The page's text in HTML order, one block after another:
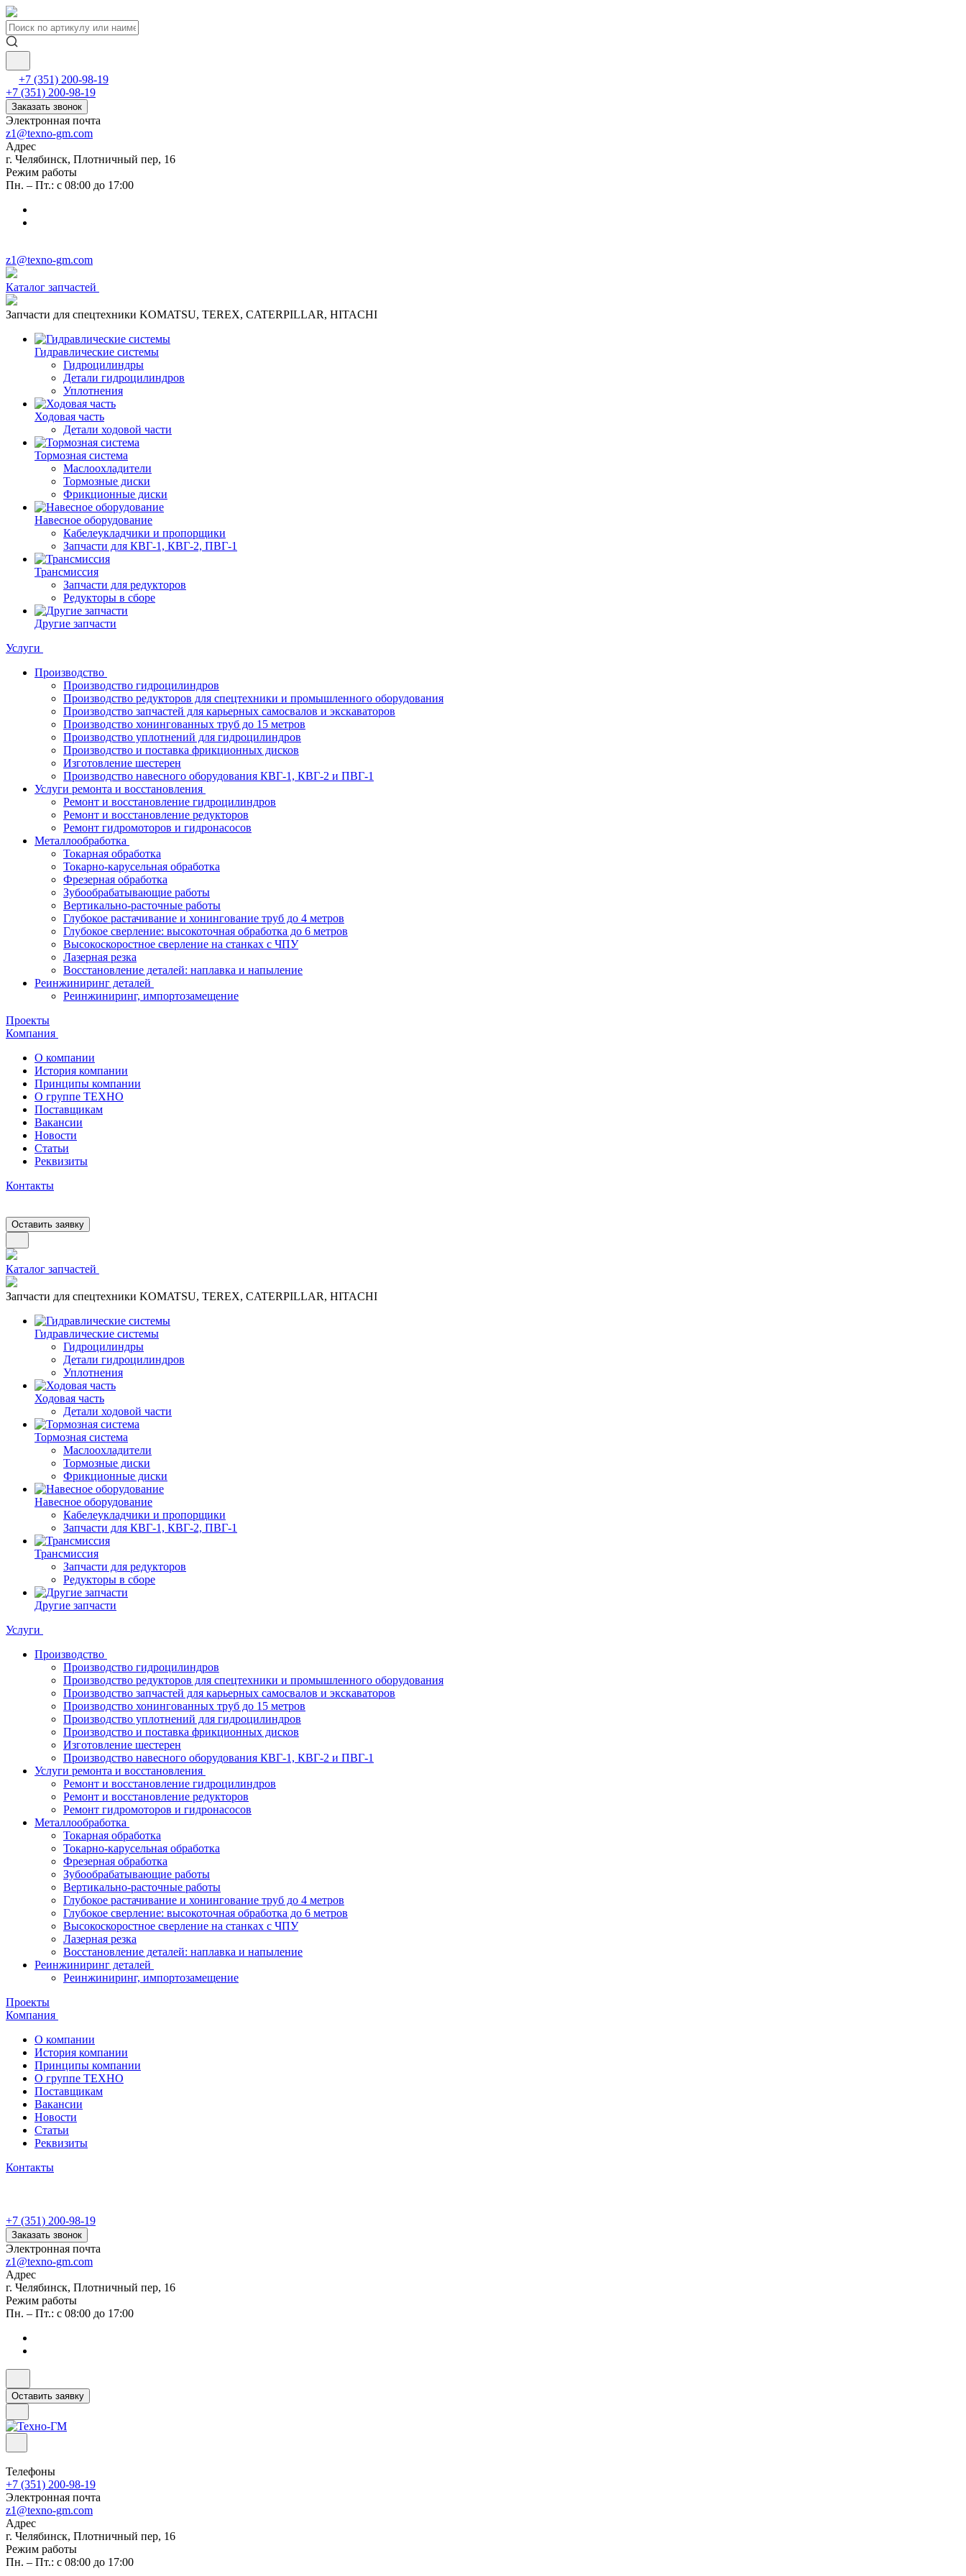
+7 (351) 200-98-19
+7 (351) 200-98-19
Заказать звонок
Электронная почта
z1@texno-gm.com
Адрес
г. Челябинск, Плотничный пер, 16
Режим работы
Пн. – Пт.: с 08:00 до 17:00
z1@texno-gm.com
Каталог запчастей
Запчасти для спецтехники KOMATSU, TEREX, CATERPILLAR, HITACHI
Гидравлические системы
Гидроцилиндры
Детали гидроцилиндров
Уплотнения
Ходовая часть
Детали ходовой части
Тормозная система
Маслоохладители
Тормозные диски
Фрикционные диски
Навесное оборудование
Кабелеукладчики и пропорщики
Запчасти для КВГ-1, КВГ-2, ПВГ-1
Трансмиссия
Запчасти для редукторов
Редукторы в сборе
Другие запчасти
Услуги
Производство
Производство гидроцилиндров
Производство редукторов для спецтехники и промышленного оборудования
Производство запчастей для карьерных самосвалов и экскаваторов
Производство хонингованных труб до 15 метров
Производство уплотнений для гидроцилиндров
Производство и поставка фрикционных дисков
Изготовление шестерен
Производство навесного оборудования КВГ-1, КВГ-2 и ПВГ-1
Услуги ремонта и восстановления
Ремонт и восстановление гидроцилиндров
Ремонт и восстановление редукторов
Ремонт гидромоторов и гидронасосов
Металлообработка
Токарная обработка
Токарно-карусельная обработка
Фрезерная обработка
Зубообрабатывающие работы
Вертикально-расточные работы
Глубокое растачивание и хонингование труб до 4 метров
Глубокое сверление: высокоточная обработка до 6 метров
Высокоскоростное сверление на станках с ЧПУ
Лазерная резка
Восстановление деталей: наплавка и напыление
Реинжиниринг деталей
Реинжиниринг, импортозамещение
Проекты
Компания
О компании
История компании
Принципы компании
О группе ТЕХНО
Поставщикам
Вакансии
Новости
Статьи
Реквизиты
Контакты
Оставить заявку
Каталог запчастей
Запчасти для спецтехники KOMATSU, TEREX, CATERPILLAR, HITACHI
Гидравлические системы
Гидроцилиндры
Детали гидроцилиндров
Уплотнения
Ходовая часть
Детали ходовой части
Тормозная система
Маслоохладители
Тормозные диски
Фрикционные диски
Навесное оборудование
Кабелеукладчики и пропорщики
Запчасти для КВГ-1, КВГ-2, ПВГ-1
Трансмиссия
Запчасти для редукторов
Редукторы в сборе
Другие запчасти
Услуги
Производство
Производство гидроцилиндров
Производство редукторов для спецтехники и промышленного оборудования
Производство запчастей для карьерных самосвалов и экскаваторов
Производство хонингованных труб до 15 метров
Производство уплотнений для гидроцилиндров
Производство и поставка фрикционных дисков
Изготовление шестерен
Производство навесного оборудования КВГ-1, КВГ-2 и ПВГ-1
Услуги ремонта и восстановления
Ремонт и восстановление гидроцилиндров
Ремонт и восстановление редукторов
Ремонт гидромоторов и гидронасосов
Металлообработка
Токарная обработка
Токарно-карусельная обработка
Фрезерная обработка
Зубообрабатывающие работы
Вертикально-расточные работы
Глубокое растачивание и хонингование труб до 4 метров
Глубокое сверление: высокоточная обработка до 6 метров
Высокоскоростное сверление на станках с ЧПУ
Лазерная резка
Восстановление деталей: наплавка и напыление
Реинжиниринг деталей
Реинжиниринг, импортозамещение
Проекты
Компания
О компании
История компании
Принципы компании
О группе ТЕХНО
Поставщикам
Вакансии
Новости
Статьи
Реквизиты
Контакты
+7 (351) 200-98-19
Заказать звонок
Электронная почта
z1@texno-gm.com
Адрес
г. Челябинск, Плотничный пер, 16
Режим работы
Пн. – Пт.: с 08:00 до 17:00
Оставить заявку
Телефоны
+7 (351) 200-98-19
Электронная почта
z1@texno-gm.com
Адрес
г. Челябинск, Плотничный пер, 16
Режим работы
Пн. – Пт.: с 08:00 до 17:00